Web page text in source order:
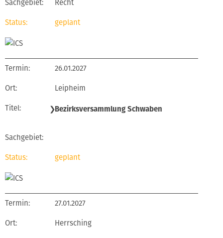
Recht
geplant
26.01.2027
Leipheim
❯Bezirksversammlung Schwaben
geplant
27.01.2027
Herrsching